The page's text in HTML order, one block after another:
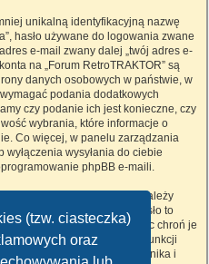
(tzw. ciasteczka)
oraz
unikalną identyfikacyjną nazwę
hasło używane do logowania zwane
e-mail zwany dalej „twój adres e-
na „Forum RetroTRAKTOR” są
danych osobowych w państwie, w
podania dodatkowych
czy podanie ich jest konieczne, czy
wybrania, które informacje o
Co więcej, w panelu zarządzania
wyłączenia wysyłania do ciebie
phpBB e-maili.
bezpieczne, niemniej nie należy
witrynach internetowych. Hasło to
RetroTRAKTOR”, więc chroń je
. Jeśli je zapomnisz, użyj funkcji
cię o podanie nazwy użytkownika i